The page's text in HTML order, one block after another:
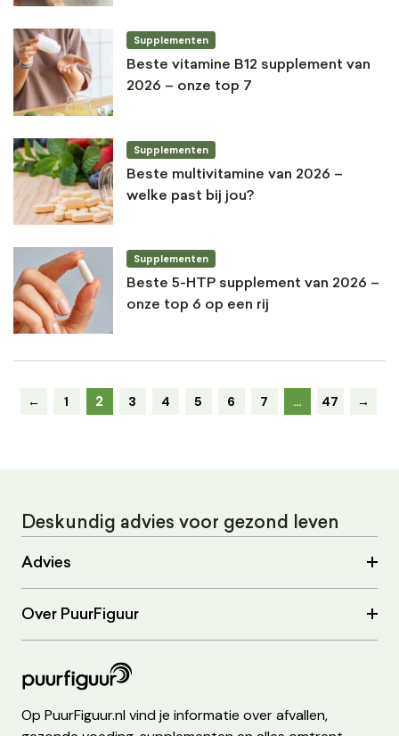
Supplementen
Beste vitamine B12 supplement van
2026 – onze top 7
Supplementen
Beste multivitamine van 2026 –
welke past bij jou?
Supplementen
Beste 5-HTP supplement van 2026 –
onze top 6 op een rij
← 1 2 3 4 5 6 7 … 47 →
Deskundig advies voor gezond leven
Advies
Over PuurFiguur
Op PuurFiguur.nl vind je informatie over afvallen,